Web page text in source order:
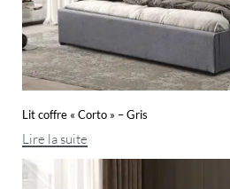
Lit coffre « Corto » – Gris
Lire la suite